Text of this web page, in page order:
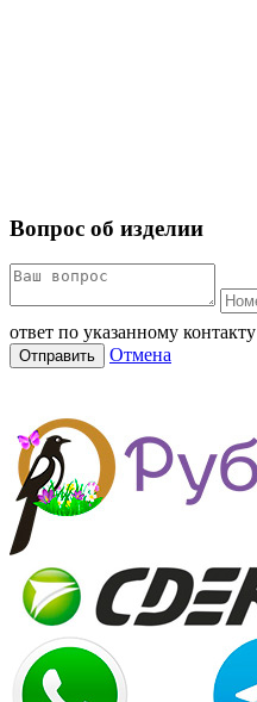
Вопрос об изделии
ответ по указанному контакту
Отправить Отмена